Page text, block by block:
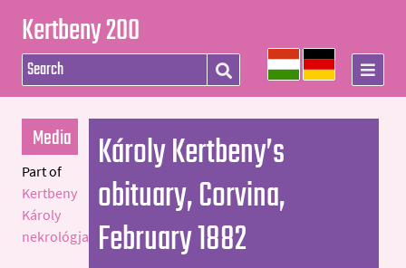
Kertbeny 200
Károly Kertbeny’s
obituary, Corvina,
February 1882
Media
Part of
Kertbeny
Károly
nekrológja